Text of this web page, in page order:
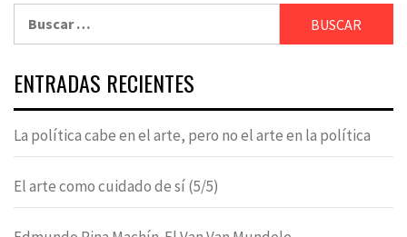
ENTRADAS RECIENTES
La política cabe en el arte, pero no el arte en la política
El arte como cuidado de sí (5/5)